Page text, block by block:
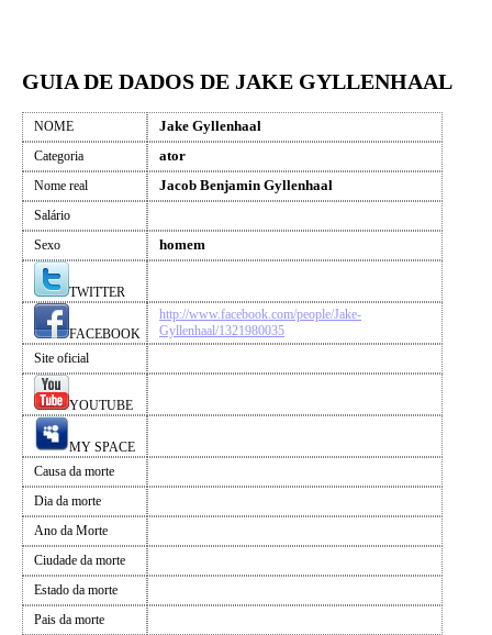
GUIA DE DADOS DE JAKE GYLLENHAAL
NOME Jake Gyllenhaal
Categoria ator
Nome real Jacob Benjamin Gyllenhaal
Salário
Sexo
homem
TWITTER
FACEBOOK
http://www.facebook.com/people/Jake-
Gyllenhaal/1321980035
Site oficial
YOUTUBE
MY SPACE
Causa da morte
Dia da morte
Ano da Morte
Ciudade da morte
Estado da morte
Pais da morte